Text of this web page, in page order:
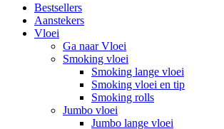
Bestsellers
Aanstekers
Vloei
Ga naar Vloei
Smoking vloei
Smoking lange vloei
Smoking vloei en tip
Smoking rolls
Jumbo vloei
Jumbo lange vloei